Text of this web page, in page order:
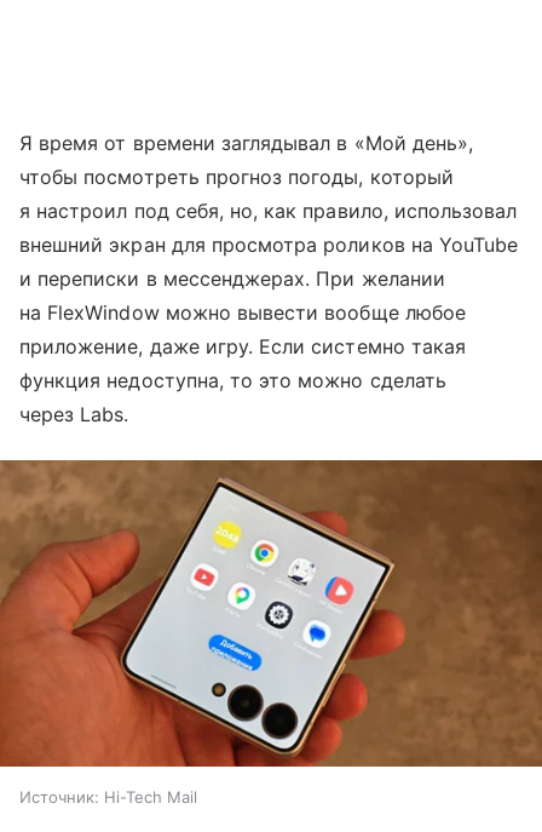
Я время от времени заглядывал в «Мой день»,
чтобы посмотреть прогноз погоды, который
я настроил под себя, но, как правило, использовал
внешний экран для просмотра роликов на YouTube
и переписки в мессенджерах. При желании
на FlexWindow можно вывести вообще любое
приложение, даже игру. Если системно такая
функция недоступна, то это можно сделать
через Labs.
Источник: Hi-Tech Mail